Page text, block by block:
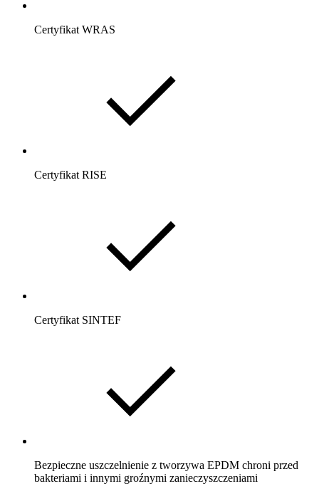
Certyfikat WRAS
Certyfikat RISE
Certyfikat SINTEF
Bezpieczne uszczelnienie z tworzywa EPDM chroni przed
bakteriami i innymi groźnymi zanieczyszczeniami